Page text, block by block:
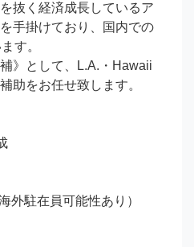
抜く経済成長しているア
手掛けており、国内での
す。
》として、L.A.・Hawaii
助をお任せ致します。
外駐在員可能性あり）